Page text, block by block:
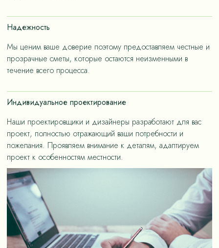
счет дизайнерских решений, ориентированных на
«медленную моду».
Надежность
Мы ценим ваше доверие поэтому предоставляем честные и
прозрачные сметы, которые остаются неизменными в
течение всего процесса.
Индивидуальное проектирование
Наши проектировщики и дизайнеры разработают для вас
проект, полностью отражающий ваши потребности и
пожелания. Проявляем внимание к деталям, адаптируем
проект к особенностям местности.